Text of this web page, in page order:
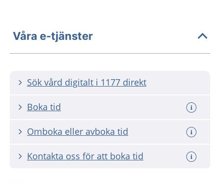
Våra e-tjänster
Sök vård digitalt i 1177 direkt
Boka tid
Omboka eller avboka tid
Kontakta oss för att boka tid